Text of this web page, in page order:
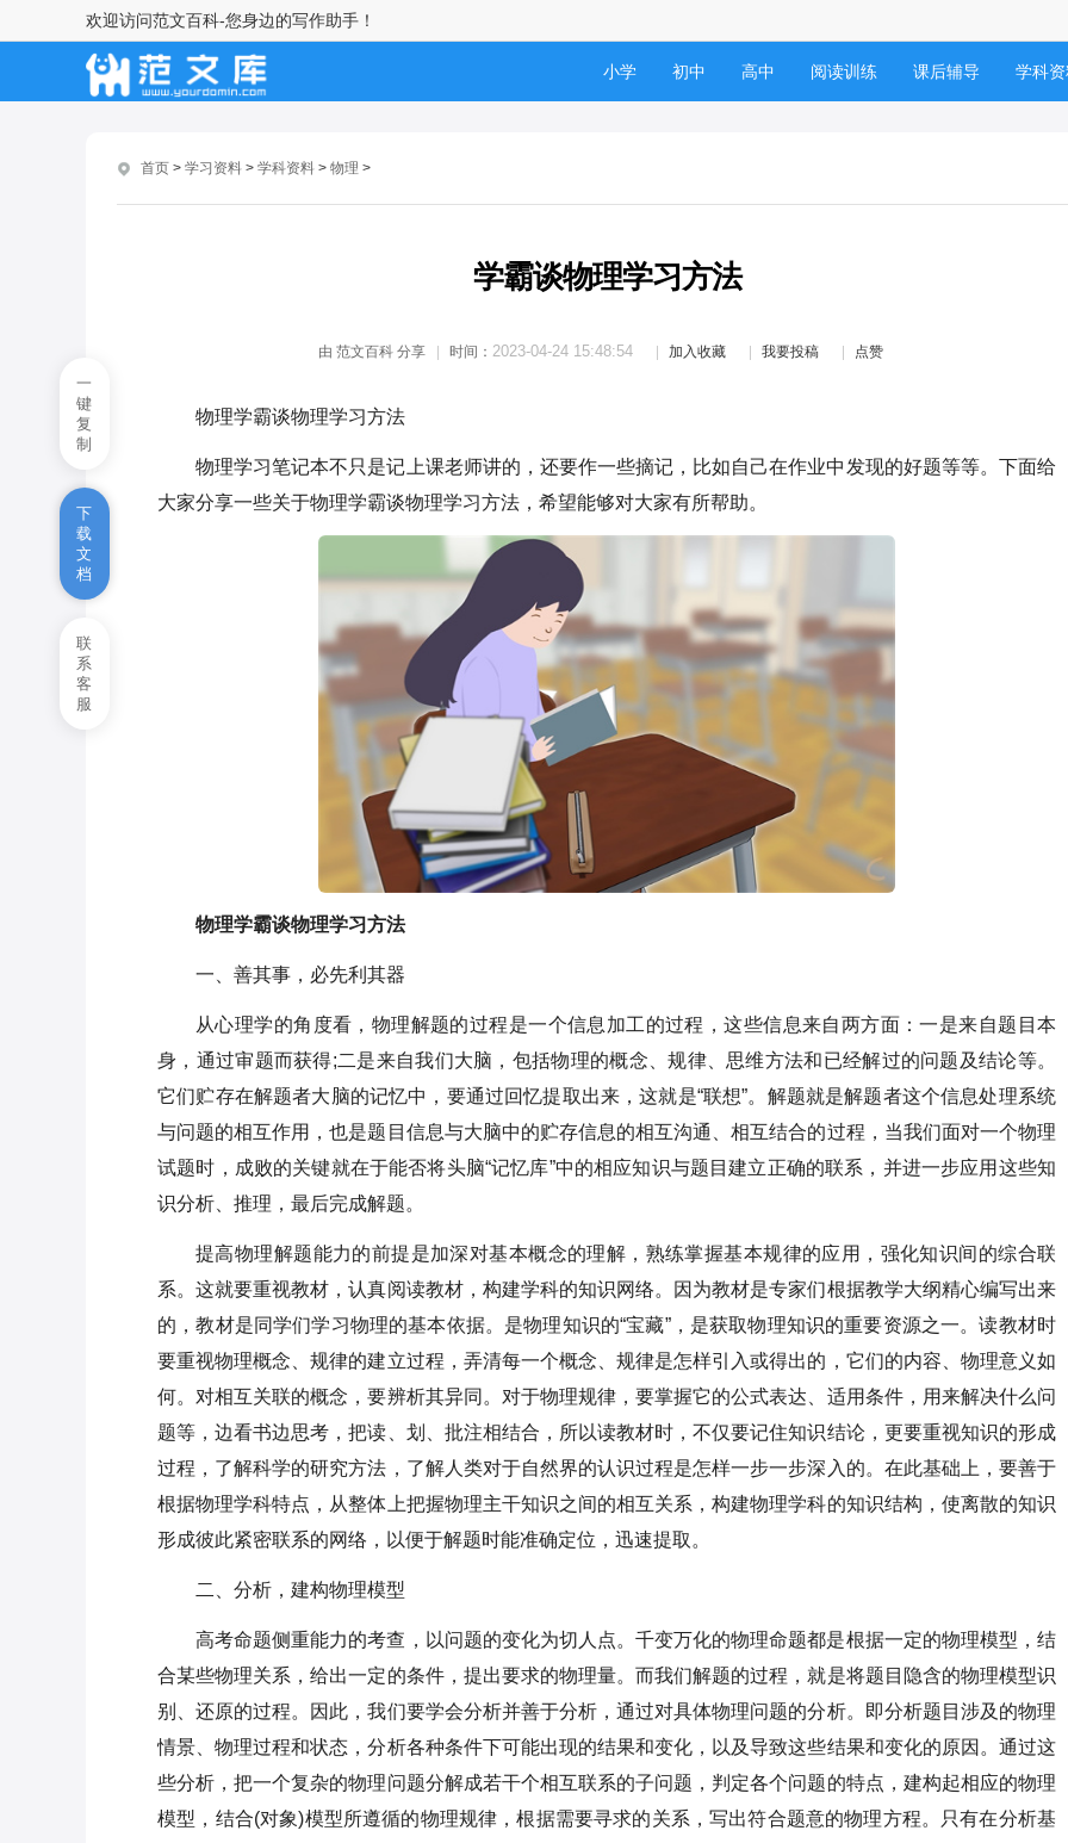
欢迎访问范文百科-您身边的写作助手！
小学 初中 高中 阅读训练 课后辅导 学科
首页 > 学习资料 > 学科资料 > 物理 >
学霸谈物理学习方法
由 范文百科 分享 时间： 2023-04-24 15:48:54 加入收藏 我要投稿 点赞
物理学霸谈物理学习方法
物理学习笔记本不只是记上课老师讲的，还要作一些摘记，比如自己在作业中发现的好题等等。下面给
大家分享一些关于物理学霸谈物理学习方法，希望能够对大家有所帮助。
物理学霸谈物理学习方法
一、善其事，必先利其器
从心理学的角度看，物理解题的过程是一个信息加工的过程，这些信息来自两方面：一是来自题目本
身，通过审题而获得;二是来自我们大脑，包括物理的概念、规律、思维方法和已经解过的问题及结论等。
它们贮存在解题者大脑的记忆中，要通过回忆提取出来，这就是“联想”。解题就是解题者这个信息处理系统
与问题的相互作用，也是题目信息与大脑中的贮存信息的相互沟通、相互结合的过程，当我们面对一个物理
试题时，成败的关键就在于能否将头脑“记忆库”中的相应知识与题目建立正确的联系，并进一步应用这些知
识分析、推理，最后完成解题。
提高物理解题能力的前提是加深对基本概念的理解，熟练掌握基本规律的应用，强化知识间的综合联
系。这就要重视教材，认真阅读教材，构建学科的知识网络。因为教材是专家们根据教学大纲精心编写出来
的，教材是同学们学习物理的基本依据。是物理知识的“宝藏”，是获取物理知识的重要资源之一。读教材时
要重视物理概念、规律的建立过程，弄清每一个概念、规律是怎样引入或得出的，它们的内容、物理意义如
何。对相互关联的概念，要辨析其异同。对于物理规律，要掌握它的公式表达、适用条件，用来解决什么问
题等，边看书边思考，把读、划、批注相结合，所以读教材时，不仅要记住知识结论，更要重视知识的形成
过程，了解科学的研究方法，了解人类对于自然界的认识过程是怎样一步一步深入的。在此基础上，要善于
根据物理学科特点，从整体上把握物理主干知识之间的相互关系，构建物理学科的知识结构，使离散的知识
形成彼此紧密联系的网络，以便于解题时能准确定位，迅速提取。
二、分析，建构物理模型
高考命题侧重能力的考查，以问题的变化为切人点。千变万化的物理命题都是根据一定的物理模型，结
合某些物理关系，给出一定的条件，提出要求的物理量。而我们解题的过程，就是将题目隐含的物理模型识
别、还原的过程。因此，我们要学会分析并善于分析，通过对具体物理问题的分析。即分析题目涉及的物理
情景、物理过程和状态，分析各种条件下可能出现的结果和变化，以及导致这些结果和变化的原因。通过这
些分析，把一个复杂的物理问题分解成若干个相互联系的子问题，判定各个问题的特点，建构起相应的物理
模型，结合(对象)模型所遵循的物理规律，根据需要寻求的关系，写出符合题意的物理方程。只有在分析基
学霸谈物理学习方法
高考物理学习方法交流
高考物理学习方法大全
物理必修二功知识点
九年级物理力学知识点
物理九年级下册电功率知识点
鲁教版物理必修二课本知识点
一
键
复
制
下
载
文
档
联
系
客
服